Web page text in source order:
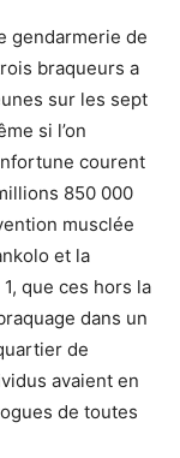
gendarmerie de
braqueurs a
sur les sept
si l’on
courent
850 000
musclée
et la
que ces hors la
dans un
de
avaient en
de toutes